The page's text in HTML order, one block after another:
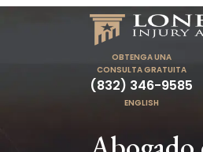
OBTENGA UNA
CONSULTA GRATUITA
(832) 346-9585
ENGLISH